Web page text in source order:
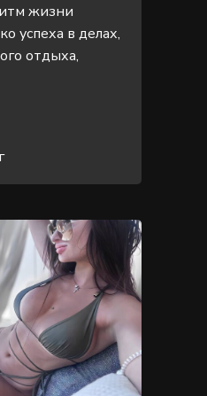
жизни
успеха в делах,
отдыха,